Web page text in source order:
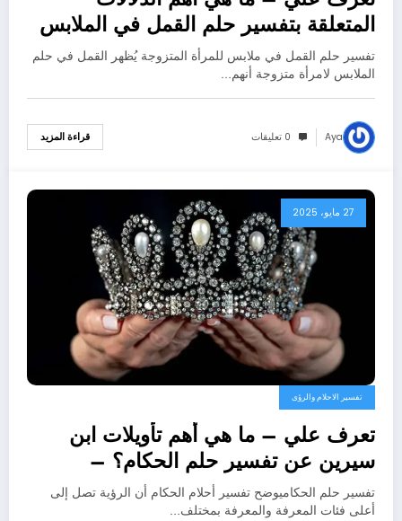
المتعلقة بتفسير حلم القمل في الملابس
للمتزوجة عند ابن سيرين؟ – بالتفصيل
تفسير حلم القمل في ملابس للمرأة المتزوجة يُظهر القمل في حلم
الملابس لامرأة متزوجة أنهم…
Aya 0 تعليقات قراءة المزيد
27 مايو، 2025
تفسير الاحلام والرؤى
تعرف علي – ما هي أهم تأويلات ابن
سيرين عن تفسير حلم الحكام؟ –
بالتفصيل
تفسير حلم الحكاميوضح تفسير أحلام الحكام أن الرؤية تصل إلى
أعلى فئات المعرفة والمعرفة بمختلف…